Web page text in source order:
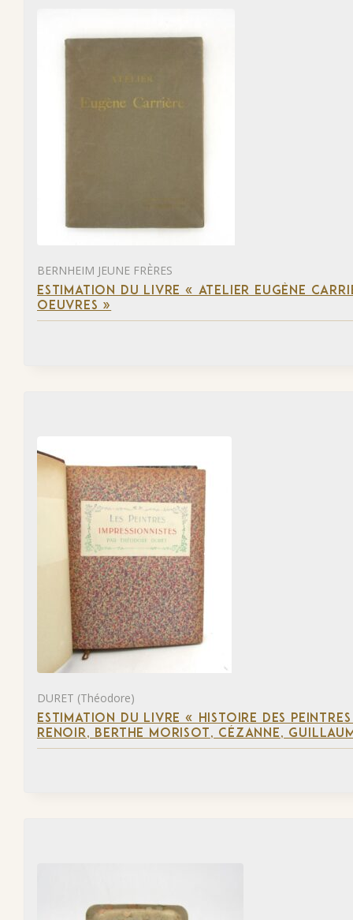
BERNHEIM JEUNE FRÈRES
ESTIMATION DU LIVRE « ATELIER EUGÈNE
OEUVRES »
DURET (Théodore)
ESTIMATION DU LIVRE « HISTOIRE DES
RENOIR, BERTHE MORISOT, CÉZANNE,